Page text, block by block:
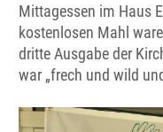
Mittagessen im Haus
kostenlosen Mahl
dritte Ausgabe der
war „frech und wild